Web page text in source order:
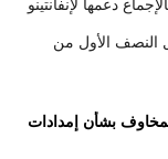
دعمها لإنفانتينو
مسافر خلال النصف الأول من
بشأن إمدادات